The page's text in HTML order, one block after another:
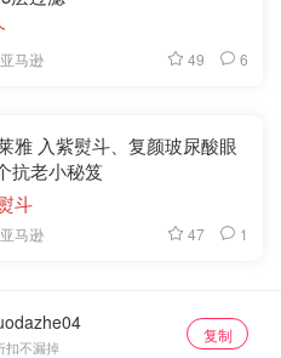
马逊 49 6
雅 入紫熨斗、复颜玻尿酸眼
抗老小秘笈
斗
马逊 47 1
扣不漏掉
复制